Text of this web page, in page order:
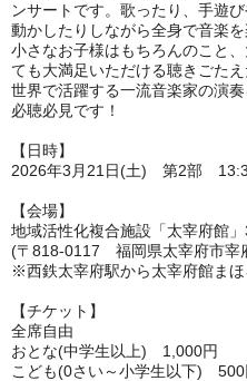
ンサートです。歌ったり、手遊
動かしたりしながら全身で音楽を
小さなお子様はもちろんのこと
ても大満足いただける聴きごた
世界で活躍する一流音楽家の演
必聴必見です！
【日時】
2026年3月21日(土) 第2部 13
【会場】
地域活性化複合施設「太宰府館
(〒818-0117 福岡県太宰府市宰
※西鉄太宰府駅から太宰府館ま
【チケット】
全席自由
おとな(中学生以上) 1,000円
こども(0さい～小学生以下) 500